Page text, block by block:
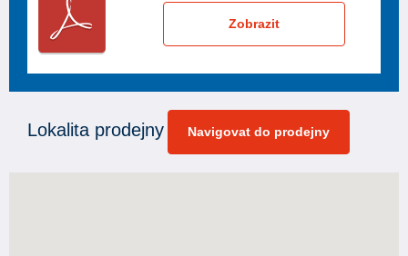
Zobrazit
Lokalita prodejny Navigovat do prodejny